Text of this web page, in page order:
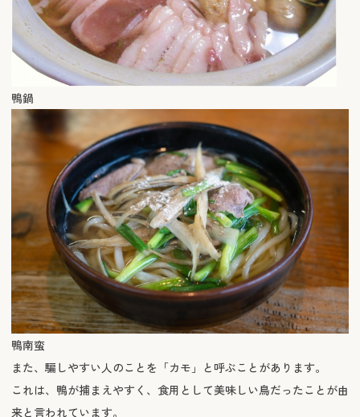
鴨鍋
鴨南蛮
また、騙しやすい人のことを「カモ」と呼ぶことがあります。
これは、鴨が捕まえやすく、食用として美味しい鳥だったことが由
来と言われています。